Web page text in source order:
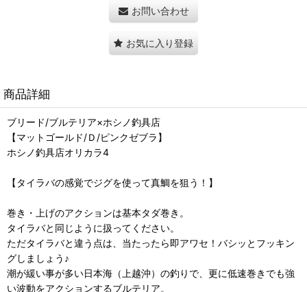
お問い合わせ
お気に入り登録
商品詳細
ブリード/ブルテリア×ホシノ釣具店
【マットゴールド/Ｄ/ピンクゼブラ】
ホシノ釣具店オリカラ4
【タイラバの感覚でジグを使って真鯛を狙う！】
巻き・上げのアクションは基本タダ巻き。
タイラバと同じように扱ってください。
ただタイラバと違う点は、当たったら即アワセ！バシッとフッキン
グしましょう♪
潮が緩い事が多い日本海（上越沖）の釣りで、更に低速巻きでも強
い波動をアクションするブルテリア。